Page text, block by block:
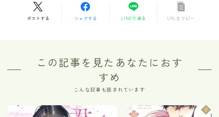
ポストする シェアする LINEで送る URLをコピー
この記事を見たあなたにおす
すめ
こんな記事も読まれています